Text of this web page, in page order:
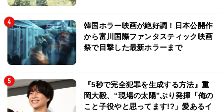
韓国ホラー映画が絶好調！日本公開作
から富川国際ファンタスティック映画
祭で目撃した最新ホラーまで
『5秒で完全犯罪を生成する方法』重
岡大毅、“現場の太陽”ぶり発揮「俺の
こと子役やと思ってます!?」愛あるイ